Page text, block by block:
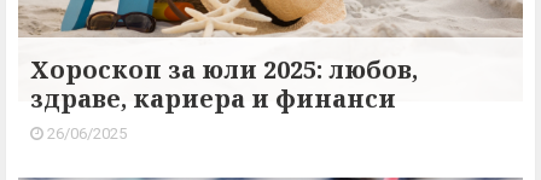
Хороскоп за юли 2025: любов,
здраве, кариера и финанси
26/06/2025